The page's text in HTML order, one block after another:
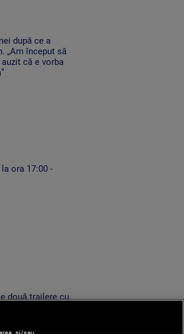
după ce a
„Am început să
că e vorba
ora 17:00 -
două trailere cu
un șofer neatent